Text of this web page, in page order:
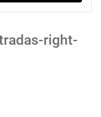
right-